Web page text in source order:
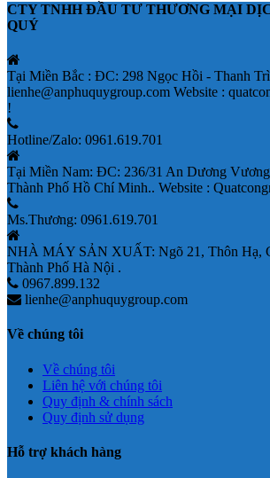
CTY TNHH ĐẦU TƯ THƯƠNG MẠI
QUÝ
Tại Miền Bắc : ĐC: 298 Ngọc Hồi - Thanh
lienhe@anphuquygroup.com Website :
!
Hotline/Zalo: 0961.619.701
Tại Miền Nam: ĐC: 236/31 An Dương
Thành Phố Hồ Chí Minh.. Website :
Ms.Thương: 0961.619.701
NHÀ MÁY SẢN XUẤT: Ngõ 21, Thôn Hạ,
Thành Phố Hà Nội .
0967.899.132
lienhe@anphuquygroup.com
Về chúng tôi
Về chúng tôi
Liên hệ với chúng tôi
Quy định & chính sách
Quy định sử dụng
Hỗ trợ khách hàng